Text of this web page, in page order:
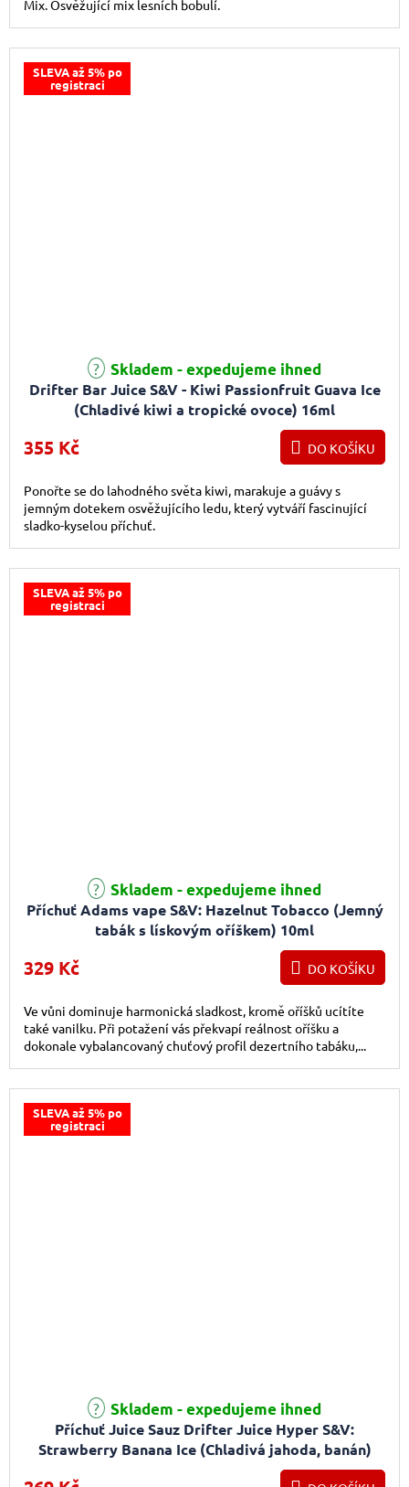
Mix. Osvěžující mix lesních bobulí.
SLEVA až 5% po
registraci
Drifter Bar Juice S&V - Kiwi Passionfruit Guava Ice
(Chladivé kiwi a tropické ovoce) 16ml
Skladem - expedujeme ihned
355 Kč DO KOŠÍKU
Ponořte se do lahodného světa kiwi, marakuje a guávy s
jemným dotekem osvěžujícího ledu, který vytváří fascinující
sladko-kyselou příchuť.
SLEVA až 5% po
registraci
Příchuť Adams vape S&V: Hazelnut Tobacco (Jemný
tabák s lískovým oříškem) 10ml
Skladem - expedujeme ihned
329 Kč DO KOŠÍKU
Ve vůni dominuje harmonická sladkost, kromě oříšků ucítíte
také vanilku. Při potažení vás překvapí reálnost oříšku a
dokonale vybalancovaný chuťový profil dezertního tabáku,...
SLEVA až 5% po
registraci
Příchuť Juice Sauz Drifter Juice Hyper S&V:
Strawberry Banana Ice (Chladivá jahoda, banán)
Průměrné hodnocení produktu je 5,0 z 5 hvězdiček.
Skladem - expedujeme ihned